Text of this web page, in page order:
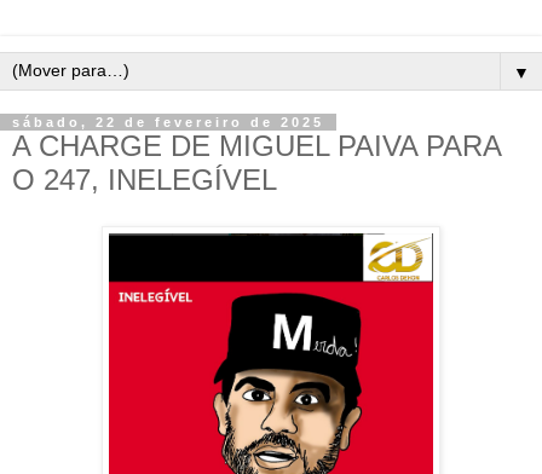
▼
sábado, 22 de fevereiro de 2025
A CHARGE DE MIGUEL PAIVA PARA
O 247, INELEGÍVEL